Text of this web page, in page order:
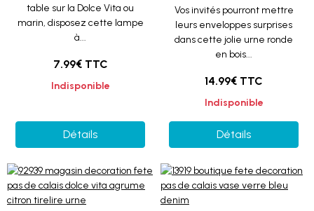
table sur la Dolce Vita ou
marin, disposez cette lampe
à...
7.99€ TTC
Indisponible
Détails
Vos invités pourront mettre
leurs enveloppes surprises
dans cette jolie urne ronde
en bois...
14.99€ TTC
Indisponible
Détails